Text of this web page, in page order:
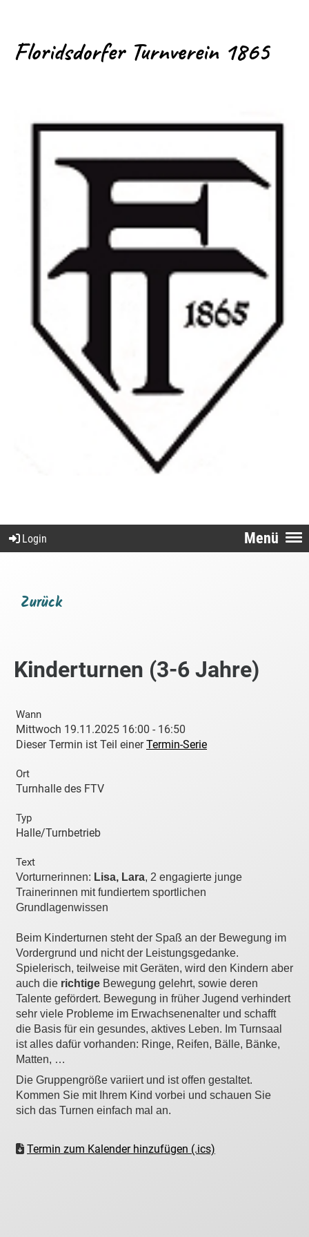
Floridsdorfer Turnverein 1865
Menü
Login
Zurück
Kinderturnen (3-6 Jahre)
Wann
Mittwoch 19.11.2025 16:00 - 16:50
Dieser Termin ist Teil einerTermin-Serie
Ort
Turnhalle des FTV
Typ
Halle/Turnbetrieb
Text
Vorturnerinnen: Lisa, Lara, 2 engagierte junge
Trainerinnen mit fundiertem sportlichen
Grundlagenwissen
Beim Kinderturnen steht der Spaß an der Bewegung im
Vordergrund und nicht der Leistungsgedanke.
Spielerisch, teilweise mit Geräten, wird den Kindern aber
auch die richtige Bewegung gelehrt, sowie deren
Talente gefördert. Bewegung in früher Jugend verhindert
sehr viele Probleme im Erwachsenenalter und schafft
die Basis für ein gesundes, aktives Leben. Im Turnsaal
ist alles dafür vorhanden: Ringe, Reifen, Bälle, Bänke,
Matten, …
Die Gruppengröße variiert und ist offen gestaltet.
Kommen Sie mit Ihrem Kind vorbei und schauen Sie
sich das Turnen einfach mal an.
Termin zum Kalender hinzufügen (.ics)